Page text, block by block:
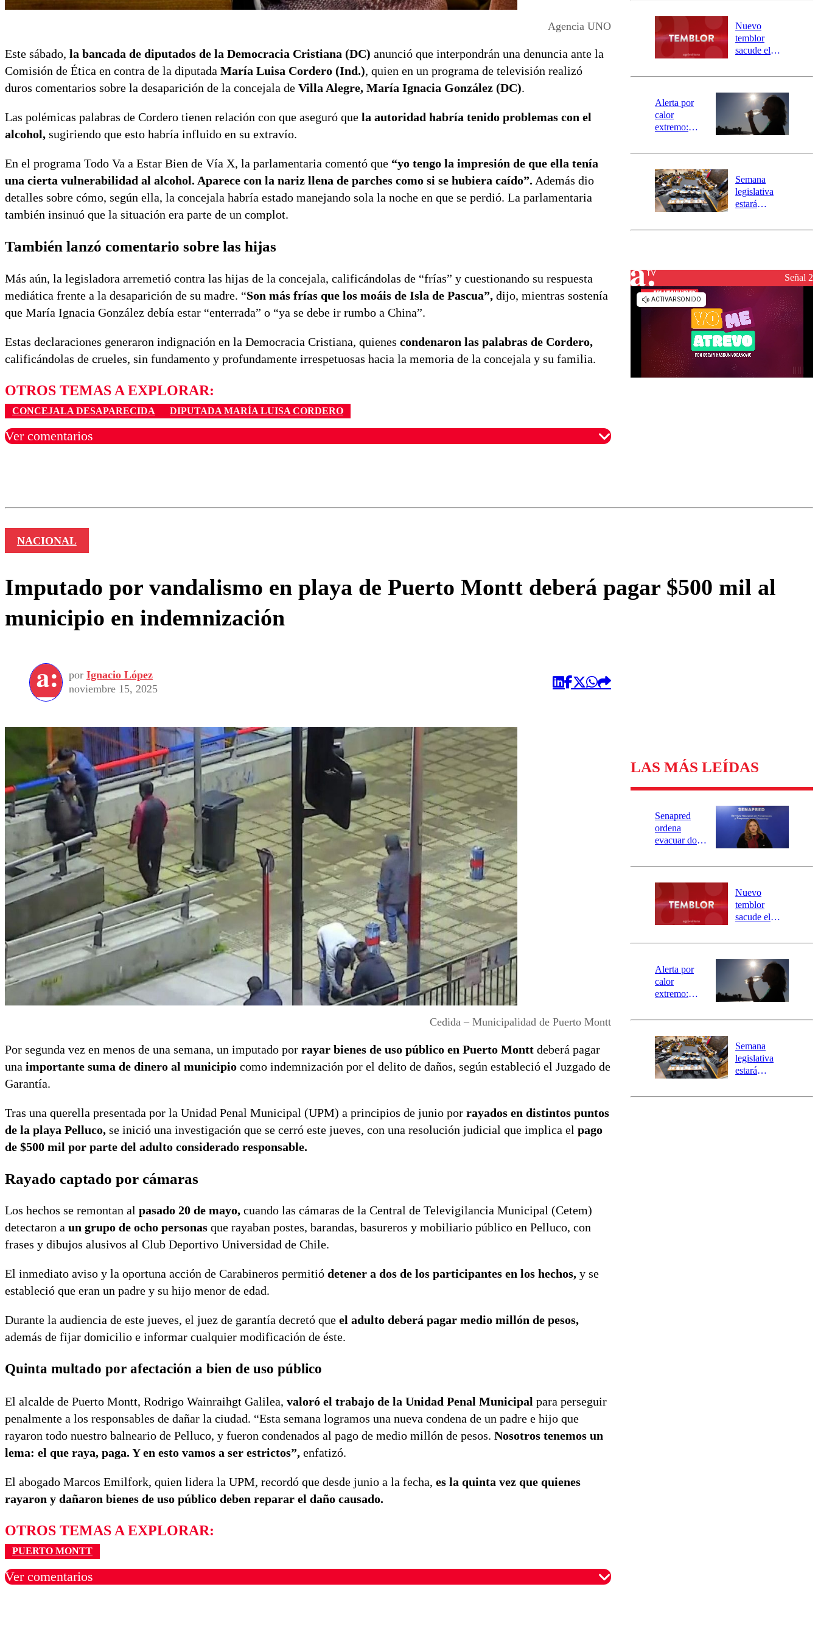
Agencia UNO
Este sábado, la bancada de diputados de la Democracia Cristiana (DC) anunció que interpondrán una denuncia ante la
Comisión de Ética en contra de la diputada María Luisa Cordero (Ind.), quien en un programa de televisión realizó
duros comentarios sobre la desaparición de la concejala de Villa Alegre, María Ignacia González (DC).
Las polémicas palabras de Cordero tienen relación con que aseguró que la autoridad habría tenido problemas con el
alcohol, sugiriendo que esto habría influido en su extravío.
En el programa Todo Va a Estar Bien de Vía X, la parlamentaria comentó que “yo tengo la impresión de que ella tenía
una cierta vulnerabilidad al alcohol. Aparece con la nariz llena de parches como si se hubiera caído”. Además dio
detalles sobre cómo, según ella, la concejala habría estado manejando sola la noche en que se perdió. La parlamentaria
también insinuó que la situación era parte de un complot.
También lanzó comentario sobre las hijas
Más aún, la legisladora arremetió contra las hijas de la concejala, calificándolas de “frías” y cuestionando su respuesta
mediática frente a la desaparición de su madre. “Son más frías que los moáis de Isla de Pascua”, dijo, mientras sostenía
que María Ignacia González debía estar “enterrada” o “ya se debe ir rumbo a China”.
Estas declaraciones generaron indignación en la Democracia Cristiana, quienes condenaron las palabras de Cordero,
calificándolas de crueles, sin fundamento y profundamente irrespetuosas hacia la memoria de la concejala y su familia.
OTROS TEMAS A EXPLORAR:
CONCEJALA DESAPARECIDA DIPUTADA MARÍA LUISA CORDERO
Ver comentarios
río Damas:
activa
mensajería
SAE
Nuevo
temblor
sacude el
revisa la
epicentro
Alerta por
calor
extremo:
activa Alerta
Preventiva en
tres comunas
Semana
legislativa
estará
el fin de la
reconstrucciónSeñal 2
NACIONAL
Imputado por vandalismo en playa de Puerto Montt deberá pagar $500 mil al
municipio en indemnización
por Ignacio López
noviembre 15, 2025
Cedida – Municipalidad de Puerto Montt
Por segunda vez en menos de una semana, un imputado por rayar bienes de uso público en Puerto Montt deberá pagar
una importante suma de dinero al municipio como indemnización por el delito de daños, según estableció el Juzgado de
Garantía.
Tras una querella presentada por la Unidad Penal Municipal (UPM) a principios de junio por rayados en distintos puntos
de la playa Pelluco, se inició una investigación que se cerró este jueves, con una resolución judicial que implica el pago
de $500 mil por parte del adulto considerado responsable.
Rayado captado por cámaras
Los hechos se remontan al pasado 20 de mayo, cuando las cámaras de la Central de Televigilancia Municipal (Cetem)
detectaron a un grupo de ocho personas que rayaban postes, barandas, basureros y mobiliario público en Pelluco, con
frases y dibujos alusivos al Club Deportivo Universidad de Chile.
El inmediato aviso y la oportuna acción de Carabineros permitió detener a dos de los participantes en los hechos, y se
estableció que eran un padre y su hijo menor de edad.
Durante la audiencia de este jueves, el juez de garantía decretó que el adulto deberá pagar medio millón de pesos,
además de fijar domicilio e informar cualquier modificación de éste.
Quinta multado por afectación a bien de uso público
El alcalde de Puerto Montt, Rodrigo Wainraihgt Galilea, valoró el trabajo de la Unidad Penal Municipal para perseguir
penalmente a los responsables de dañar la ciudad. “Esta semana logramos una nueva condena de un padre e hijo que
rayaron todo nuestro balneario de Pelluco, y fueron condenados al pago de medio millón de pesos. Nosotros tenemos un
lema: el que raya, paga. Y en esto vamos a ser estrictos”, enfatizó.
El abogado Marcos Emilfork, quien lidera la UPM, recordó que desde junio a la fecha, es la quinta vez que quienes
rayaron y dañaron bienes de uso público deben reparar el daño causado.
OTROS TEMAS A EXPLORAR:
PUERTO MONTT
Ver comentarios
LAS MÁS LEÍDAS
Senapred
ordena
evacuar dos
Carahue por
río Damas:
activa
mensajería
SAE
Nuevo
temblor
sacude el
revisa la
epicentro
Alerta por
calor
extremo:
activa Alerta
Preventiva en
tres comunas
Semana
legislativa
estará
el fin de la